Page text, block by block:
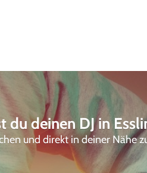
du deinen DJ in
und direkt in deiner Nähe